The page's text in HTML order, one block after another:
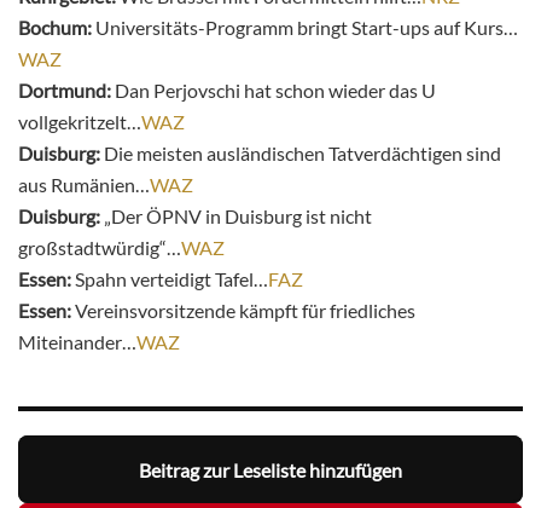
Bochum: Universitäts-Programm bringt Start-ups auf Kurs…
WAZ
Dortmund: Dan Perjovschi hat schon wieder das U
vollgekritzelt…WAZ
Duisburg: Die meisten ausländischen Tatverdächtigen sind
aus Rumänien…WAZ
Duisburg: „Der ÖPNV in Duisburg ist nicht
großstadtwürdig“…WAZ
Essen:Spahn verteidigt Tafel…FAZ
Essen:Vereinsvorsitzende kämpft für friedliches
Miteinander…WAZ
Beitrag zur Leseliste hinzufügen